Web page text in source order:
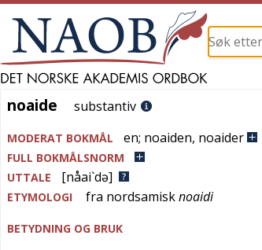
noaide
noaide substantiv
MODERAT BOKMÅL en; noaiden, noaider
FULL BOKMÅLSNORM
UTTALE
[nåai`də]
ETYMOLOGI fra nordsamisknoaidi
BETYDNING OG BRUK